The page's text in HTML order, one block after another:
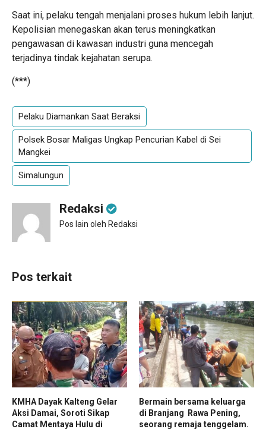
Saat ini, pelaku tengah menjalani proses hukum lebih lanjut.
Kepolisian menegaskan akan terus meningkatkan
pengawasan di kawasan industri guna mencegah
terjadinya tindak kejahatan serupa.
(***)
Pelaku Diamankan Saat Beraksi
Polsek Bosar Maligas Ungkap Pencurian Kabel di Sei
Mangkei
Simalungun
Redaksi
Pos lain oleh Redaksi
Pos terkait
KMHA Dayak Kalteng Gelar
Aksi Damai, Soroti Sikap
Camat Mentaya Hulu di
Bermain bersama keluarga
di Branjang Rawa Pening,
seorang remaja tenggelam.